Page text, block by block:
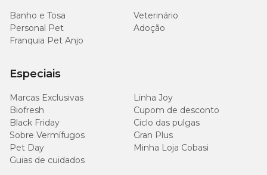
um broto com cerca de 4 cm de diâmetro e 3 cm de talo e deixe
secar à sombra por uma semana. Após cicatrizar, o broto pode ser
plantado no canteiro ou vaso definitivo.
Banho e Tosa
Veterinário
Personal Pet
Adoção
Franquia Pet Anjo
Especiais
Marcas Exclusivas
Linha Joy
Biofresh
Cupom de desconto
Black Friday
Ciclo das pulgas
Sobre Vermífugos
Gran Plus
Pet Day
Minha Loja Cobasi
Guias de cuidados